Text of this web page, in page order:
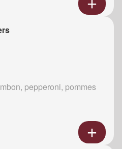
pepperoni, pommes